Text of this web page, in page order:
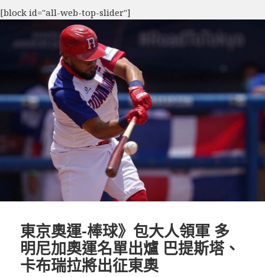
[block id="all-web-top-slider"]
東京奧運-棒球》包大人領軍 多
明尼加奧運名單出爐 巴提斯塔、
卡布瑞拉將出征東奧